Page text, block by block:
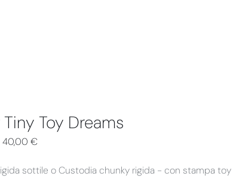
Toy Dreams
40,00€
sottile o Custodia chunky rigida - con stampa toy